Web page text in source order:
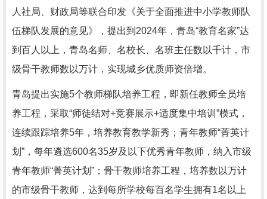
人社局、财政局等联合印发《关于全面推进中小学教师队
伍梯队发展的意见》，提出到2024年，青岛“教育名家”达
到百人以上，青岛名师、名校长、名班主任数以千计，市
级骨干教师数以万计，实现城乡优质师资倍增。
青岛提出实施5个教师梯队培养工程，即新任教师全员培
养工程，采取“师徒结对+竞赛展示+适度集中培训”模式，
连续跟踪培养5年，培养教育教学新秀；青年教师“菁英计
划”，每年遴选600名35岁及以下优秀青年教师，纳入市级
青年教师“菁英计划”；骨干教师培养工程，培养数以万计
的市级骨干教师，达到每所学校每百名学生拥有1名以上